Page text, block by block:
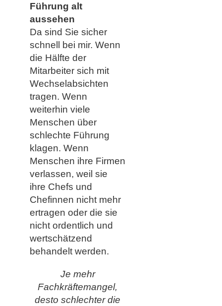
Führung alt
aussehen
Da sind Sie sicher
schnell bei mir. Wenn
die Hälfte der
Mitarbeiter sich mit
Wechselabsichten
tragen. Wenn
weiterhin viele
Menschen über
schlechte Führung
klagen. Wenn
Menschen ihre Firmen
verlassen, weil sie
ihre Chefs und
Chefinnen nicht mehr
ertragen oder die sie
nicht ordentlich und
wertschätzend
behandelt werden.
Je mehr
Fachkräftemangel,
desto schlechter die